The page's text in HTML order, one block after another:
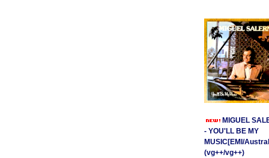
MIGUEL
- YOU'LL BE MY
MUSIC[EMI/
(vg++/vg++)